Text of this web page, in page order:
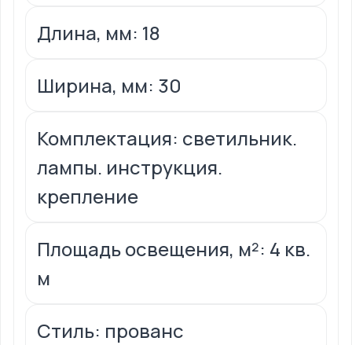
Длина, мм: 18
Ширина, мм: 30
Комплектация: светильник.
лампы. инструкция.
крепление
Площадь освещения, м²: 4 кв.
м
Стиль: прованс